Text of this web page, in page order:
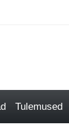
Tulemused